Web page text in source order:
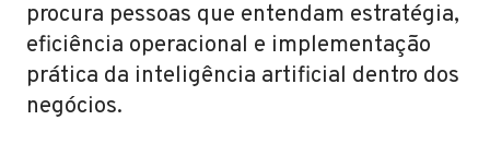
procura pessoas que entendam estratégia,
eficiência operacional e implementação
prática da inteligência artificial dentro dos
negócios.